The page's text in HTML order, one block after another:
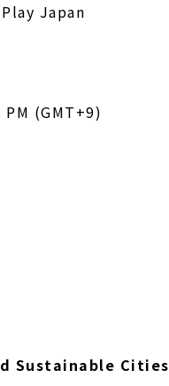
Japan
(GMT+9)
Sustainable Cities